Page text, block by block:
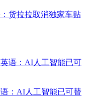
货拉拉取消独家车贴
：AI人工智能已可替